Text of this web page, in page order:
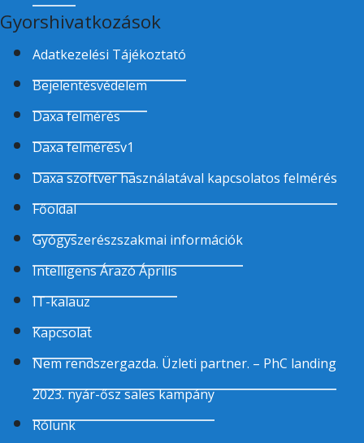
Gyorshivatkozások
Adatkezelési Tájékoztató
Bejelentésvédelem
Daxa felmérés
Daxa felmérésv1
Daxa szoftver használatával kapcsolatos felmérés
Főoldal
Gyógyszerészszakmai információk
Intelligens Árazó Április
IT-kalauz
Kapcsolat
Nem rendszergazda. Üzleti partner. – PhC landing
2023. nyár-ősz sales kampány
Rólunk